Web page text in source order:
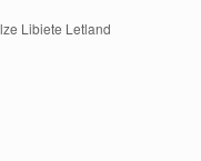
Libiete Letland